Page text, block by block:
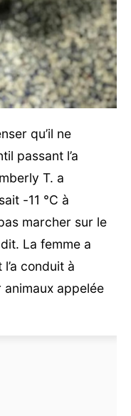
qu’il ne
passant l’a
T. a
-11 °C à
marcher sur le
La femme a
conduit à
animaux appelée